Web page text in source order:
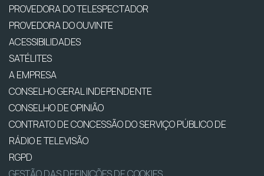
PROVEDORA DO TELESPECTADOR
PROVEDORA DO OUVINTE
ACESSIBILIDADES
SATÉLITES
A EMPRESA
CONSELHO GERAL INDEPENDENTE
CONSELHO DE OPINIÃO
CONTRATO DE CONCESSÃO DO SERVIÇO PÚBLICO DE
RÁDIO E TELEVISÃO
RGPD